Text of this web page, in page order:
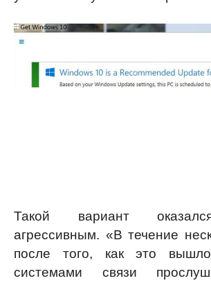
Такой вариант
агрессивным. «В течение
после того, как это
системами связи